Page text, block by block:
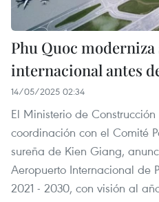
Phu Quoc
internacional antes
14/05/2025 02:34
El Ministerio de
coordinación con el Comité
sureña de Kien Giang,
Aeropuerto Internacional de
2021 - 2030, con visión al